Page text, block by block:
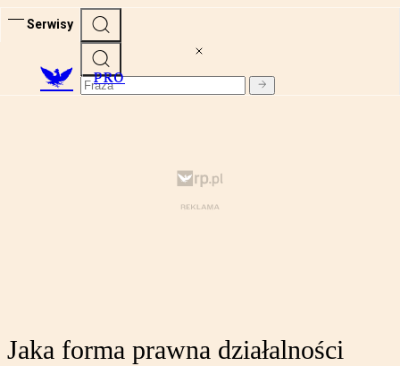
Serwisy
PRO
Jaka forma prawna działalności